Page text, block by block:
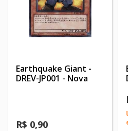
Earthquake Giant -
DREV-JP001 - Nova
R$ 0,90